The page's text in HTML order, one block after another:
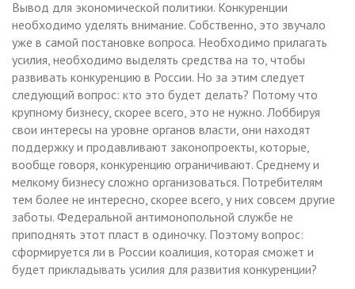
Вывод для экономической политики. Конкуренции
необходимо уделять внимание. Собственно, это звучало
уже в самой постановке вопроса. Необходимо прилагать
усилия, необходимо выделять средства на то, чтобы
развивать конкуренцию в России. Но за этим следует
следующий вопрос: кто это будет делать? Потому что
крупному бизнесу, скорее всего, это не нужно. Лоббируя
свои интересы на уровне органов власти, они находят
поддержку и продавливают законопроекты, которые,
вообще говоря, конкуренцию ограничивают. Среднему и
мелкому бизнесу сложно организоваться. Потребителям
тем более не интересно, скорее всего, у них совсем другие
заботы. Федеральной антимонопольной службе не
приподнять этот пласт в одиночку. Поэтому вопрос:
сформируется ли в России коалиция, которая сможет и
будет прикладывать усилия для развития конкуренции?